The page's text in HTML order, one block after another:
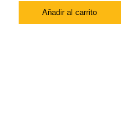
Añadir al carrito